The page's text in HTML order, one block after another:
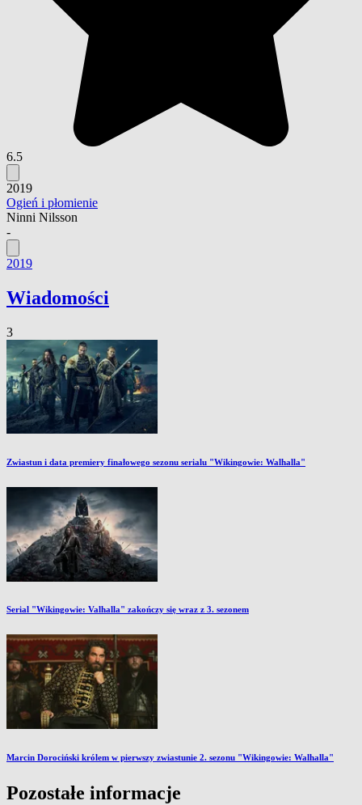
6.5
2019
Ogień i płomienie
Ninni Nilsson
-
2019
Wiadomości
3
Zwiastun i data premiery finałowego sezonu serialu "Wikingowie: Walhalla"
Serial "Wikingowie: Valhalla" zakończy się wraz z 3. sezonem
Marcin Dorociński królem w pierwszy zwiastunie 2. sezonu "Wikingowie: Walhalla"
Pozostałe informacje